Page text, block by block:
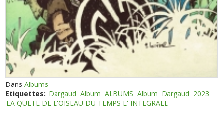
DansAlbums
Etiquettes: Dargaud Album ALBUMS Album Dargaud 2023
LA QUETE DE L'OISEAU DU TEMPS L' INTEGRALE